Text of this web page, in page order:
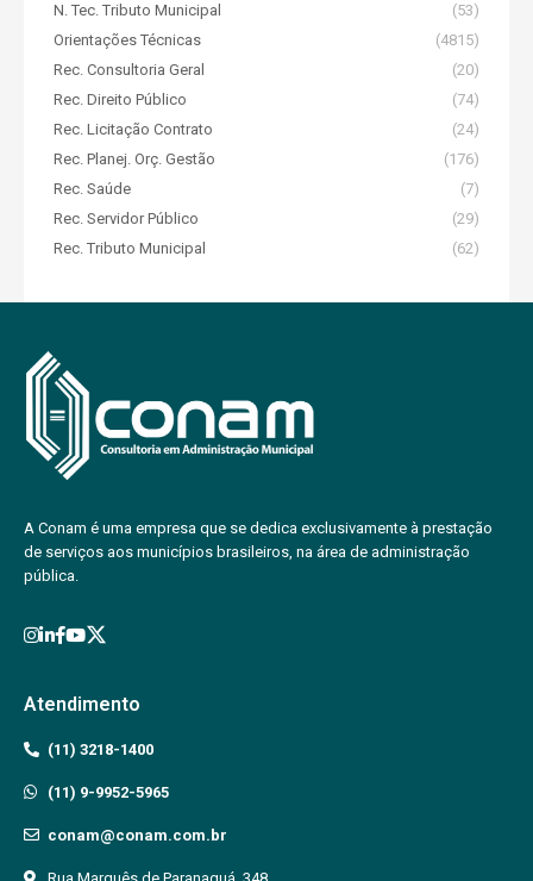
N. Tec. Tributo Municipal
(53)
Orientações Técnicas
(4815)
Rec. Consultoria Geral
(20)
Rec. Direito Público
(74)
Rec. Licitação Contrato
(24)
Rec. Planej. Orç. Gestão
(176)
Rec. Saúde
(7)
Rec. Servidor Público
(29)
Rec. Tributo Municipal
(62)
A Conam é uma empresa que se dedica exclusivamente à prestação
de serviços aos municípios brasileiros, na área de administração
pública.
Atendimento
(11) 3218-1400
(11) 9-9952-5965
conam@conam.com.br